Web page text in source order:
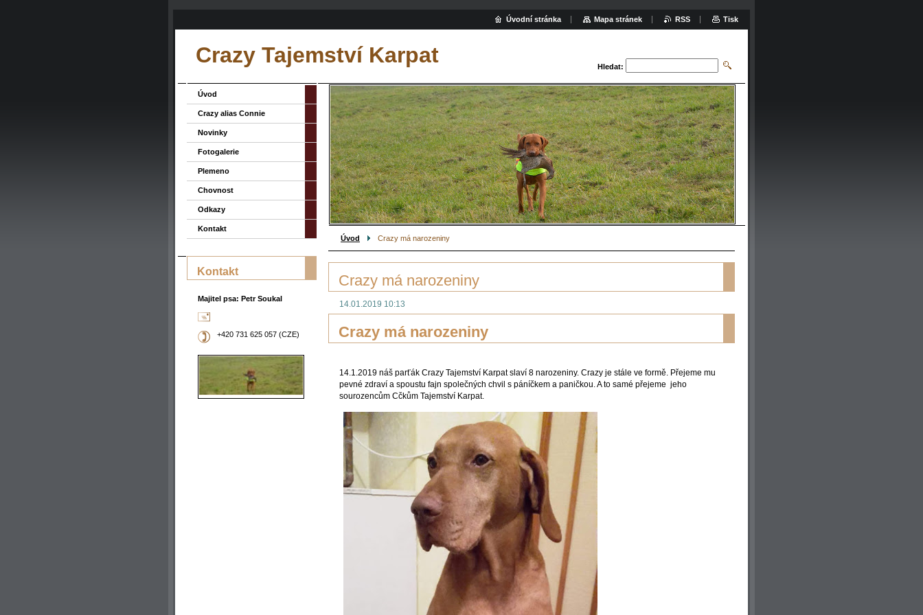
Crazy Tajemství Karpat Hledat:
Úvod Crazy má narozeniny
Crazy má narozeniny
14.01.2019 10:13
Crazy má narozeniny
14.1.2019 náš parťák Crazy Tajemství Karpat slaví 8 narozeniny. Crazy je stále ve formě. Přejeme mu
pevné zdraví a spoustu fajn společných chvil s páníčkem a paničkou. A to samé přejeme jeho
sourozencům Cčkům Tajemství Karpat.
Úvod
Crazy alias Connie
Novinky
Fotogalerie
Plemeno
Chovnost
Odkazy
Kontakt
Kontakt
Majitel psa: Petr Soukal
+420 731 625 057 (CZE)
Úvodní stránka Mapa stránek RSS Tisk